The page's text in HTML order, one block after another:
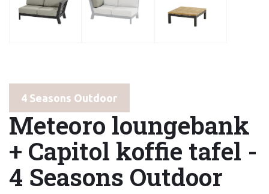
4 Seasons Outdoor
Meteoro loungebank
+ Capitol koffie tafel -
4 Seasons Outdoor